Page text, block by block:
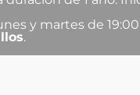
y martes de
.